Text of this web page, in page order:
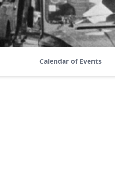
Calendar of Events